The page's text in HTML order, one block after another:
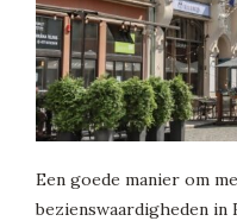
Een goede manier om
bezienswaardigheden in